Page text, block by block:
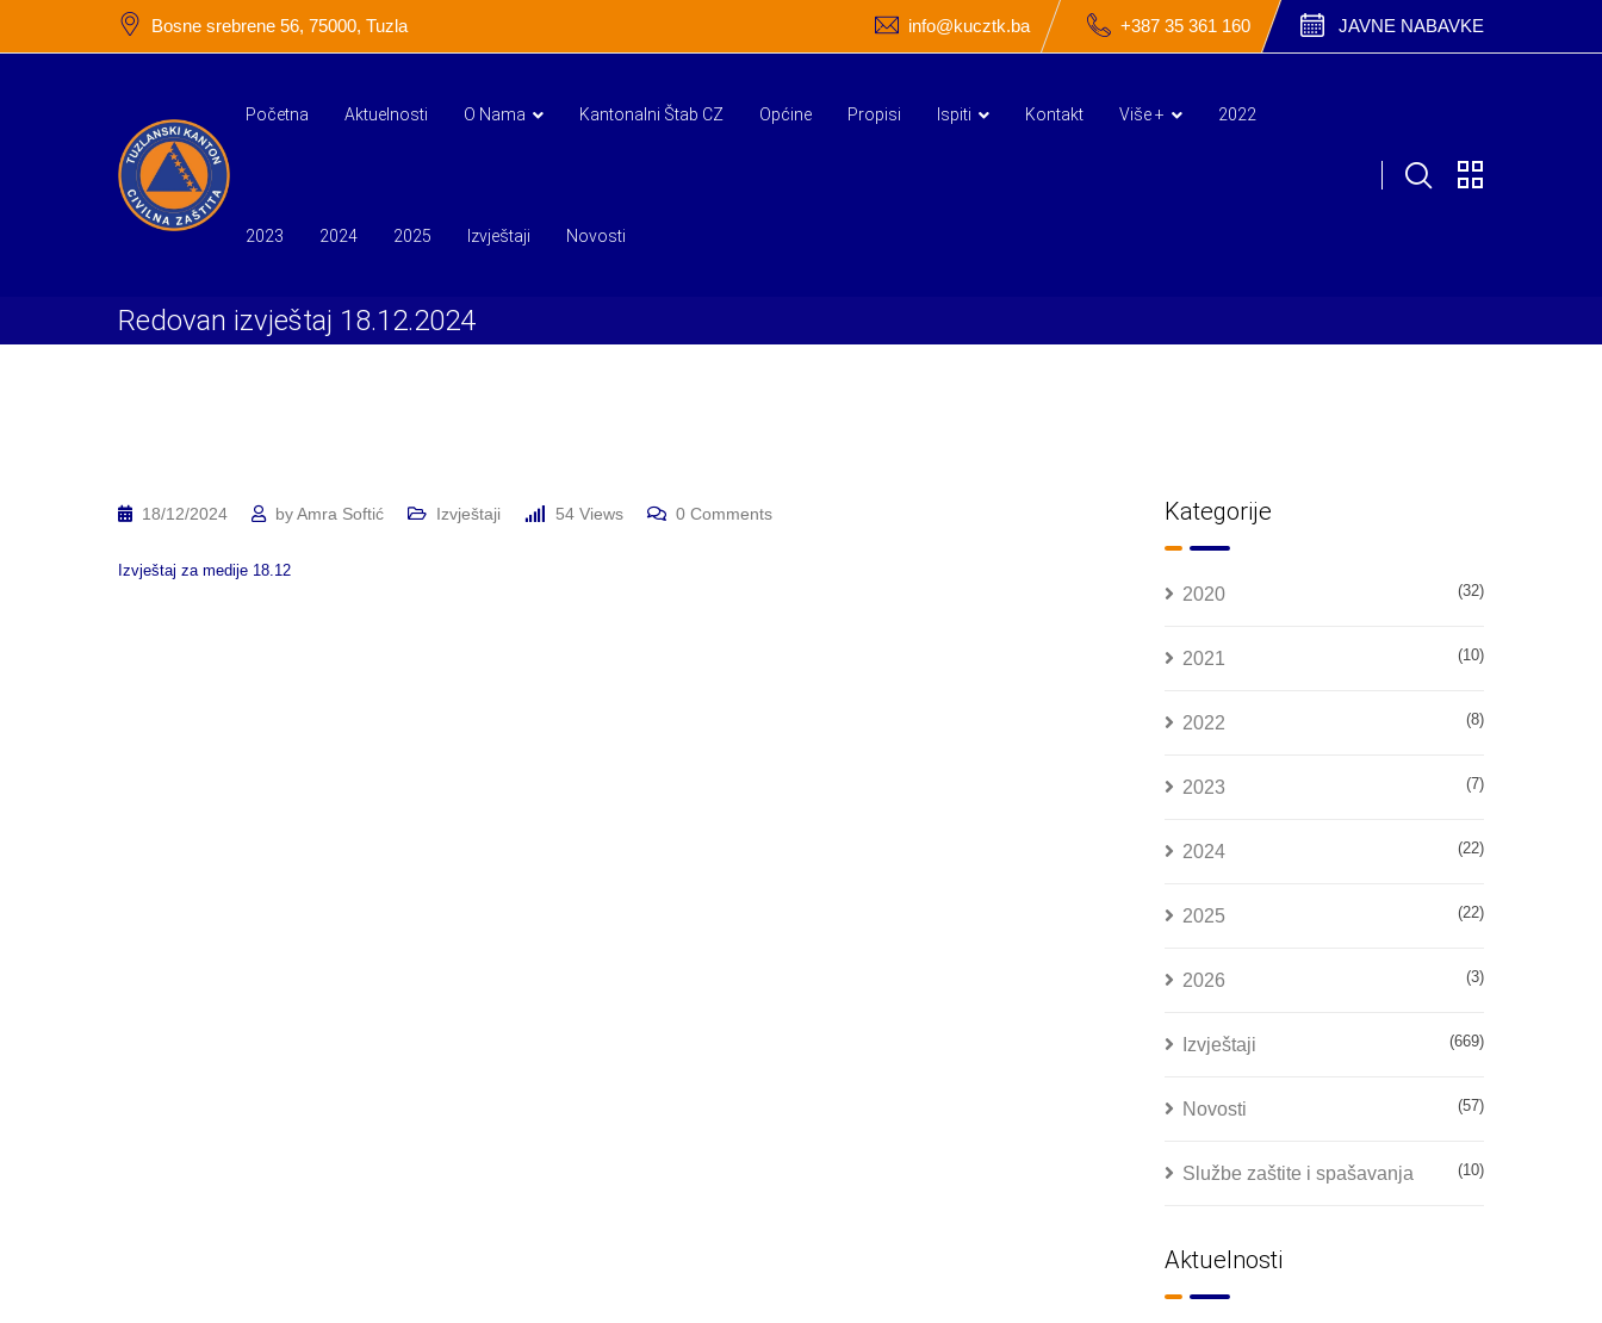
Bosne srebrene 56, 75000, Tuzla info@kucztk.ba +387 35 361 160 JAVNE NABAVKE
Početna Aktuelnosti O Nama Kantonalni Štab CZ Općine Propisi Ispiti Kontakt Više + 2022
2023 2024 2025 Izvještaji Novosti
Redovan izvještaj 18.12.2024
18/12/2024 byAmra Softić Izvještaji 54 Views 0 Comments
Izvještaj za medije 18.12
Kategorije
2020 (32)
2021 (10)
2022 (8)
2023 (7)
2024 (22)
2025 (22)
2026 (3)
Izvještaji (669)
Novosti (57)
Službe zaštite i spašavanja (10)
Aktuelnosti